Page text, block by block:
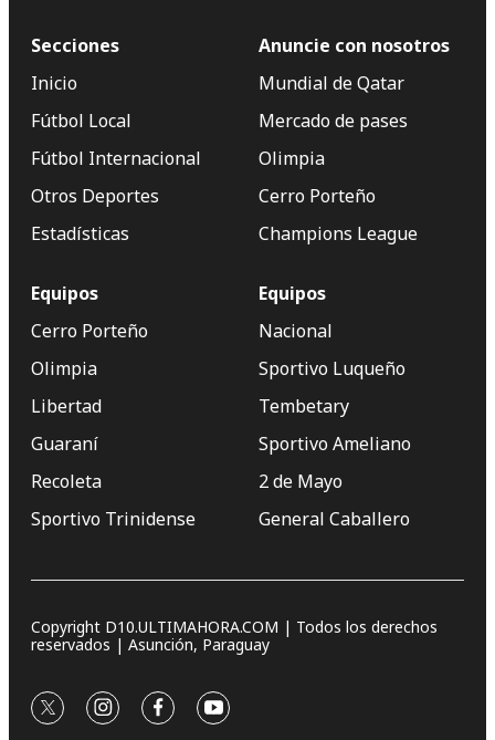
Secciones
Inicio
Fútbol Local
Fútbol Internacional
Otros Deportes
Estadísticas
Anuncie con nosotros
Mundial de Qatar
Mercado de pases
Olimpia
Cerro Porteño
Champions League
Equipos
Cerro Porteño
Olimpia
Libertad
Guaraní
Recoleta
Sportivo Trinidense
Equipos
Nacional
Sportivo Luqueño
Tembetary
Sportivo Ameliano
2 de Mayo
General Caballero
Copyright D10.ULTIMAHORA.COM | Todos los derechos
reservados | Asunción, Paraguay
twitterinstagram
facebookyoutube